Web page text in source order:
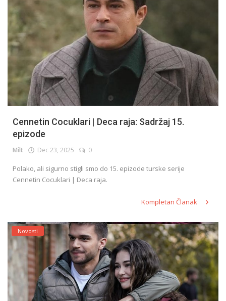
Cennetin Cocuklari | Deca raja: Sadržaj 15.
epizode
Milt Dec 23, 2025 0
Polako, ali sigurno stigli smo do 15. epizode turske serije
Cennetin Cocuklari | Deca raja.
Kompletan Članak
Novosti